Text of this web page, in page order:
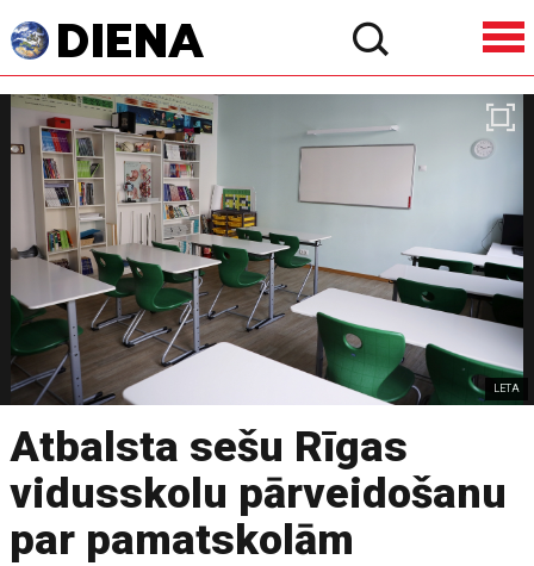
LETA
Atbalsta sešu Rīgas
vidusskolu pārveidošanu
par pamatskolām